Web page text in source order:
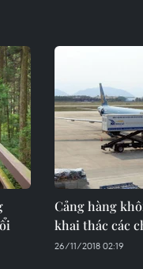
Cảng hàng
khai thác các
26/11/2018 02:19